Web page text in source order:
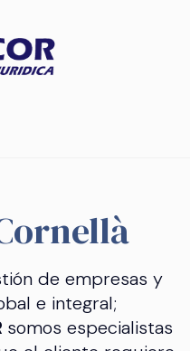
de empresas y
e integral;
somos especialistas